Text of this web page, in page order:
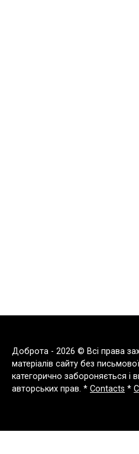
Доброта - 2026 © Всі права
матеріалів сайту без
категорично забороняється і
авторських прав. * Contacts *